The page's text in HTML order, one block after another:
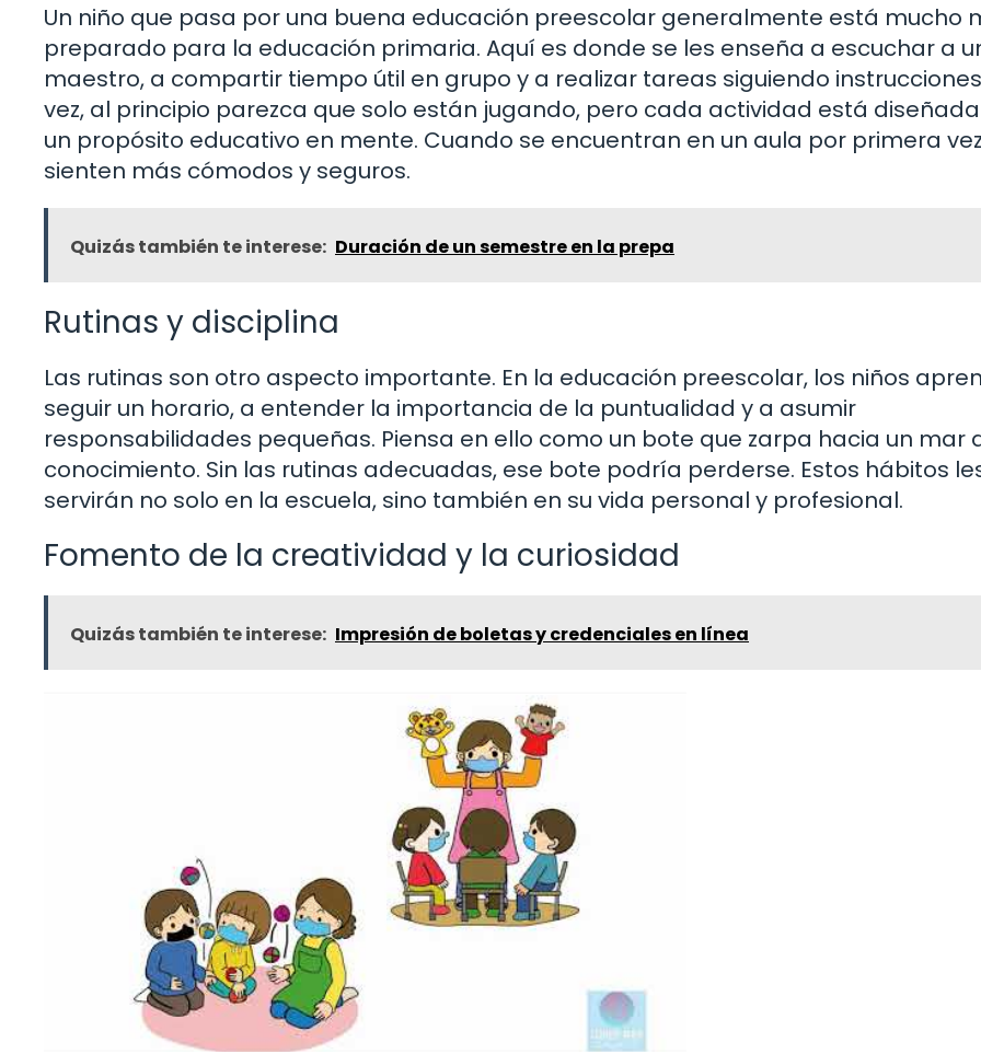
Un niño que pasa por una buena educación preescolar generalmente está mucho
preparado para la educación primaria. Aquí es donde se les enseña a escuchar a
maestro, a compartir tiempo útil en grupo y a realizar tareas siguiendo
vez, al principio parezca que solo están jugando, pero cada actividad está
un propósito educativo en mente. Cuando se encuentran en un aula por primera
sienten más cómodos y seguros.
Quizás también te interese: Duración de un semestre en la prepa
Rutinas y disciplina
Las rutinas son otro aspecto importante. En la educación preescolar, los niños
seguir un horario, a entender la importancia de la puntualidad y a asumir
responsabilidades pequeñas. Piensa en ello como un bote que zarpa hacia un mar
conocimiento. Sin las rutinas adecuadas, ese bote podría perderse. Estos hábitos
servirán no solo en la escuela, sino también en su vida personal y profesional.
Fomento de la creatividad y la curiosidad
Quizás también te interese: Impresión de boletas y credenciales en línea